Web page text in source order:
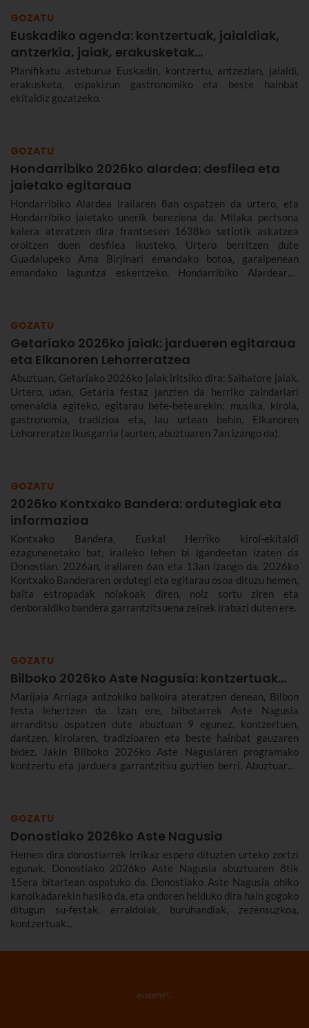
GOZATU
Euskadiko agenda: kontzertuak, jaialdiak,
antzerkia, jaiak, erakusketak…
Planifikatu asteburua Euskadin, kontzertu, antzezlan, jaialdi,
erakusketa, ospakizun gastronomiko eta beste hainbat
ekitaldiz gozatzeko.
GOZATU
Hondarribiko 2026ko alardea: desfilea eta
jaietako egitaraua
Hondarribiko Alardea irailaren 8an ospatzen da urtero, eta
Hondarribiko jaietako unerik bereziena da. Milaka pertsona
kalera ateratzen dira frantsesen 1638ko setiotik askatzea
oroitzen duen desfilea ikusteko. Urtero berritzen dute
Guadalupeko Ama Birjinari emandako botoa, garaipenean
emandako laguntza eskertzeko. Hondarribiko Alardearen
GOZATU
Getariako 2026ko jaiak: jardueren egitaraua
eta Elkanoren Lehorreratzea
Abuztuan, Getariako 2026ko jaiak iritsiko dira: Salbatore jaiak.
Urtero, udan, Getaria festaz janzten da herriko zaindariari
omenaldia egiteko, egitarau bete-betearekin: musika, kirola,
gastronomia, tradizioa eta, lau urtean behin, Elkanoren
Lehorreratze ikusgarria (aurten, abuztuaren 7an izango da).
GOZATU
2026ko Kontxako Bandera: ordutegiak eta
informazioa
Kontxako Bandera, Euskal Herriko kirol-ekitaldi
ezagunenetako bat, iraileko lehen bi igandeetan izaten da
Donostian. 2026an, irailaren 6an eta 13an izango da. 2026ko
Kontxako Banderaren ordutegi eta egitarau osoa dituzu hemen,
baita estropadak nolakoak diren, noiz sortu ziren eta
denboraldiko bandera garrantzitsuena zeinek irabazi duten ere.
GOZATU
Bilboko 2026ko Aste Nagusia: kontzertuak...
Marijaia Arriaga antzokiko balkoira ateratzen denean, Bilbon
festa lehertzen da. Izan ere, bilbotarrek Aste Nagusia
arranditsu ospatzen dute abuztuan 9 egunez, kontzertuen,
dantzen, kirolaren, tradizioaren eta beste hainbat gauzaren
bidez. Jakin Bilboko 2026ko Aste Nagusiaren programako
kontzertu eta jarduera garrantzitsu guztien berri. Abuztuaren
GOZATU
Donostiako 2026ko Aste Nagusia
Hemen dira donostiarrek irrikaz espero dituzten urteko zortzi
egunak. Donostiako 2026ko Aste Nagusia abuztuaren 8tik
15era bitartean ospatuko da. Donostiako Aste Nagusia ohiko
kanoikadarekin hasiko da, eta ondoren helduko dira hain gogoko
ditugun su-festak, erraldoiak, buruhandiak, zezensuzkoa,
kontzertuak...